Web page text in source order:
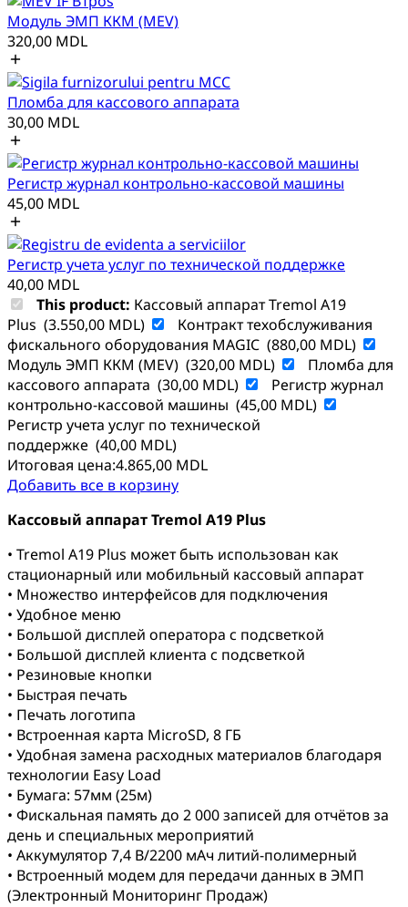
Модуль ЭМП ККМ (MEV)
320,00 MDL
Пломба для кассового аппарата
30,00 MDL
Регистр журнал контрольно-кассовой машины
45,00 MDL
Регистр учета услуг по технической поддержке
40,00 MDL
This product: Кассовый аппарат Tremol A19
Plus (3.550,00 MDL)
Контракт техобслуживания
фискального оборудования MAGIC (880,00 MDL)
Модуль ЭМП ККМ (MEV) (320,00 MDL)
Пломба для
кассового аппарата (30,00 MDL)
Регистр журнал
контрольно-кассовой машины (45,00 MDL)
Регистр учета услуг по технической
поддержке (40,00 MDL)
Итоговая цена:4.865,00 MDL
Добавить все в корзину
Кассовый аппарат Tremol A19 Plus
• Tremol A19 Plus может быть использован как
стационарный или мобильный кассовый аппарат
• Множество интерфейсов для подключения
• Удобное меню
• Большой дисплей оператора с подсветкой
• Большой дисплей клиента с подсветкой
• Резиновые кнопки
• Быстрая печать
• Печать логотипа
• Встроенная карта МicroSD, 8 ГБ
• Удобная замена расходных материалов благодаря
технологии Easy Load
• Бумага: 57мм (25м)
• Фискальная память до 2 000 записей для отчётов за
день и специальных мероприятий
• Аккумулятор 7,4 В/2200 мАч литий-полимерный
• Встроенный модем для передачи данных в ЭМП
(Электронный Мониторинг Продаж)